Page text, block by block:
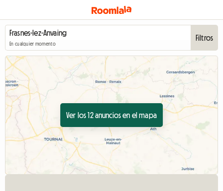
En cualquier momento
Filtros
Ver los 12 anuncios en el mapa